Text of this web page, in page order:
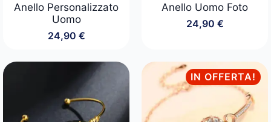
Anello Personalizzato
Uomo
24,90 €
Anello Uomo Foto
24,90 €
IN OFFERTA!